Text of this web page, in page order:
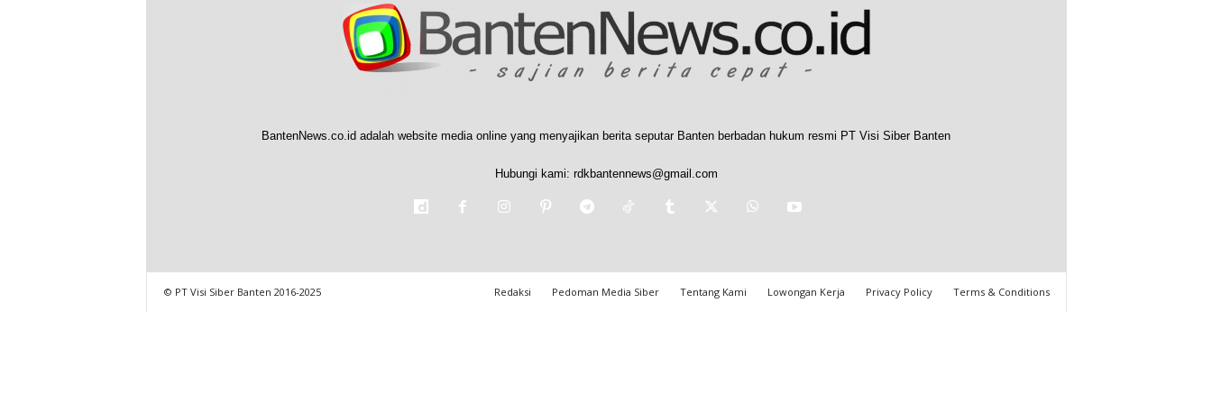
BantenNews.co.id adalah website media online yang menyajikan berita seputar Banten berbadan hukum resmi PT Visi Siber Banten
Hubungi kami: rdkbantennews@gmail.com
Redaksi Pedoman Media Siber Tentang Kami Lowongan Kerja Privacy Policy Terms & Conditions
© PT Visi Siber Banten 2016-2025